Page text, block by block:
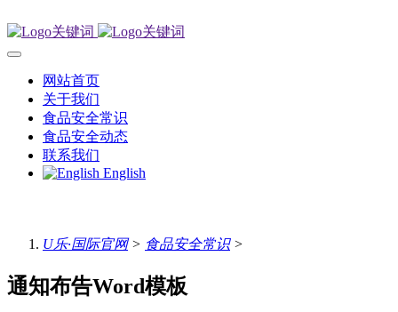
网站首页
关于我们
食品安全常识
食品安全动态
联系我们
English
U乐·国际官网> 食品安全常识>
通知布告Word模板